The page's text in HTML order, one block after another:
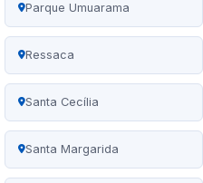
Parque Umuarama
Ressaca
Santa Cecília
Santa Margarida